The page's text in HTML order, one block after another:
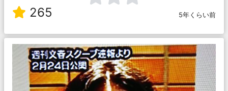
265 5年くらい前